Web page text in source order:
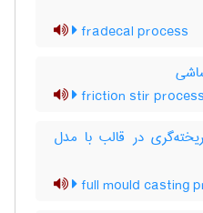
fradecal process
friction stir process
در قالب با مدل
full mould casting